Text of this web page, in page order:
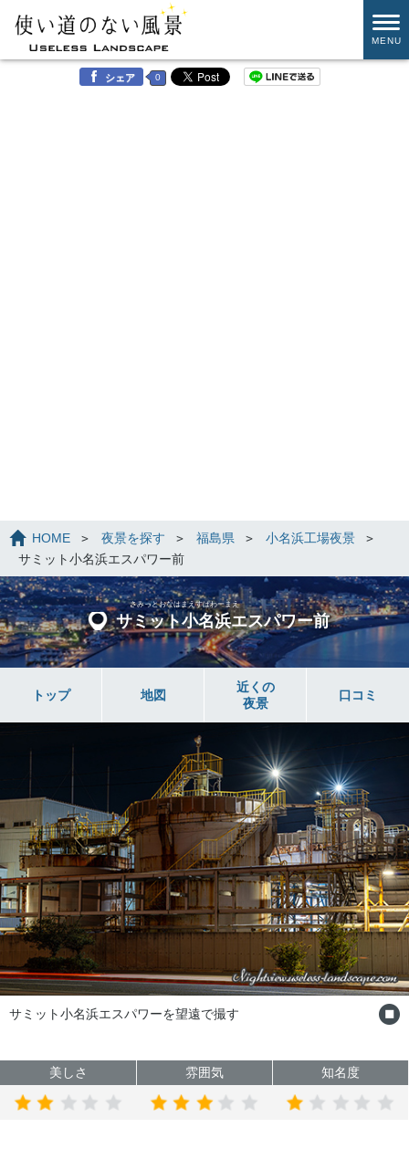
MENU
シェア 0
HOME 夜景を探す 福島県
小名浜工場夜景
サミット小名浜エスパワー前
サミット小名浜エスパワー前
さみっとおなはまえすぱわーまえ
トップ 地図
近くの
夜景
口コミ
名浜エスパワーを望遠で撮す 小名浜
美しさ 雰囲気 知名度